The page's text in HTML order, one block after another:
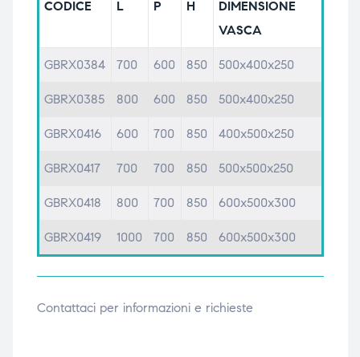
CODICE L P H
DIMENSIONE
VASCA
GBRX0384 700 600 850 500x400x250
GBRX0385 800 600 850 500x400x250
GBRX0416 600 700 850 400x500x250
GBRX0417 700 700 850 500x500x250
GBRX0418 800 700 850 600x500x300
GBRX0419 1000 700 850 600x500x300
Contattaci per informazioni e richieste